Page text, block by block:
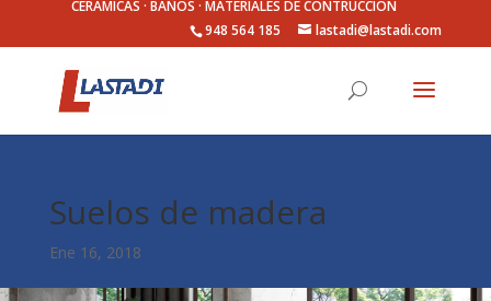
CERÁMICAS · BAÑOS · MATERIALES DE CONTRUCCIÓN
948 564 185
lastadi@lastadi.com
Suelos de madera
Ene 16, 2018